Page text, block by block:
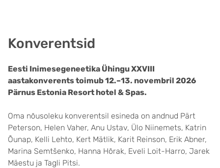
Konverentsid
Eesti Inimesegeneetika Ühingu XXVIII
aastakonverents toimub 12.–13. novembril 2026
Pärnus Estonia Resort hotel & Spas.
Oma nõusoleku konverentsil esineda on andnud Pärt
Peterson, Helen Vaher, Anu Ustav, Ülo Niinemets, Katrin
Õunap, Kelli Lehto, Kert Mätlik, Karit Reinson, Erik Abner,
Marina Semtšenko, Hanna Hõrak, Eveli Loit-Harro, Jarek
Mäestu ja Tagli Pitsi.